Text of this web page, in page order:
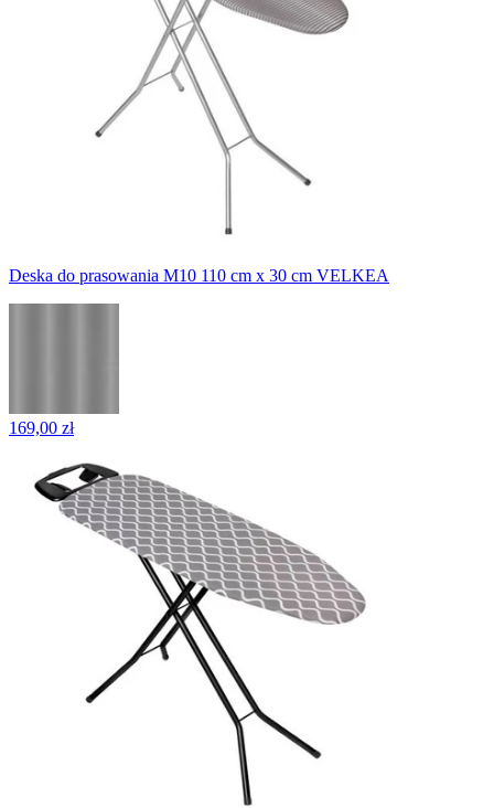
Deska do prasowania M10 110 cm x 30 cm VELKEA
169,00 zł